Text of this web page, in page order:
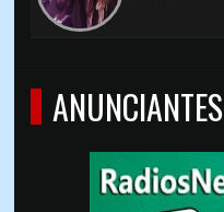
ANUNCIANTES